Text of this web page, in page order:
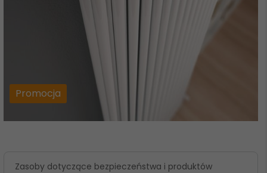
Promocja
Zasoby dotyczące bezpieczeństwa i produktów